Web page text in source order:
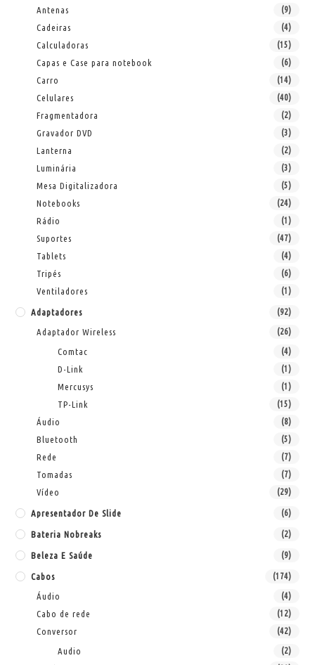
Antenas (9)
Cadeiras (4)
Calculadoras (15)
Capas e Case para notebook (6)
Carro (14)
Celulares (40)
Fragmentadora (2)
Gravador DVD (3)
Lanterna (2)
Luminária (3)
Mesa Digitalizadora (5)
Notebooks (24)
Rádio (1)
Suportes (47)
Tablets (4)
Tripés (6)
Ventiladores (1)
Adaptadores (92)
Adaptador Wireless (26)
Comtac (4)
D-Link (1)
Mercusys (1)
TP-Link (15)
Áudio (8)
Bluetooth (5)
Rede (7)
Tomadas (7)
Vídeo (29)
Apresentador De Slide (6)
Bateria Nobreaks (2)
Beleza E Saúde (9)
Cabos (174)
Áudio (4)
Cabo de rede (12)
Conversor (42)
Audio (2)